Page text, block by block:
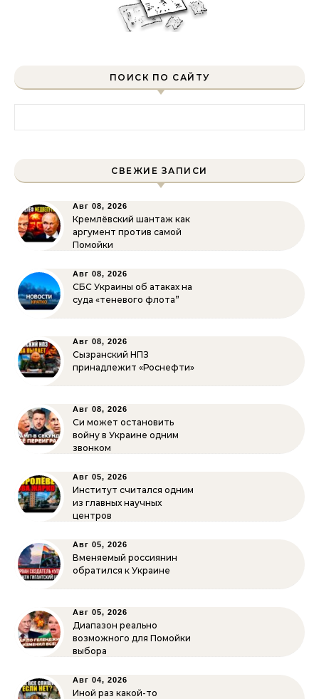
ПОИСК ПО САЙТУ
СВЕЖИЕ ЗАПИСИ
Авг 08, 2026
Кремлёвский шантаж как
аргумент против самой
Помойки
Авг 08, 2026
СБС Украины об атаках на
суда «теневого флота”
Авг 08, 2026
Сызранский НПЗ
принадлежит «Роснефти»
Авг 08, 2026
Си может остановить
войну в Украине одним
звонком
Авг 05, 2026
Институт считался одним
из главных научных
центров
Авг 05, 2026
Вменяемый россиянин
обратился к Украине
Авг 05, 2026
Диапазон реально
возможного для Помойки
выбора
Авг 04, 2026
Иной раз какой-то